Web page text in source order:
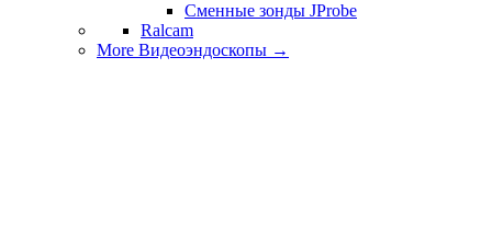
Сменные зонды JProbe
Ralcam
More Видеоэндоскопы →